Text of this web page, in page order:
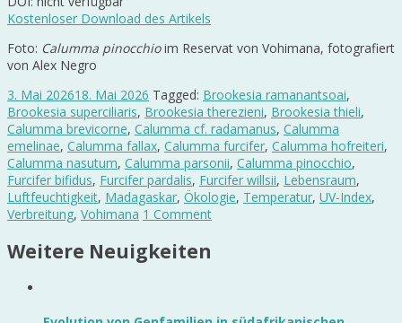
Kostenloser Download des Artikels
Foto: Calumma pinocchioim Reservat von Vohimana, fotografiert
von Alex Negro
3. Mai 202618. Mai 2026 Tagged: Brookesia ramanantsoai,
Brookesia superciliaris, Brookesia therezieni, Brookesia thieli,
Calumma brevicorne, Calumma cf. radamanus, Calumma
emelinae, Calumma fallax, Calumma furcifer, Calumma hofreiteri,
Calumma nasutum, Calumma parsonii, Calumma pinocchio,
Furcifer bifidus, Furcifer pardalis, Furcifer willsii, Lebensraum,
Luftfeuchtigkeit, Madagaskar, Ökologie, Temperatur, UV-Index,
Verbreitung, Vohimana 1 Comment
Weitere Neuigkeiten